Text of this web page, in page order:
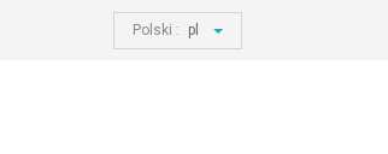
Polski : pl